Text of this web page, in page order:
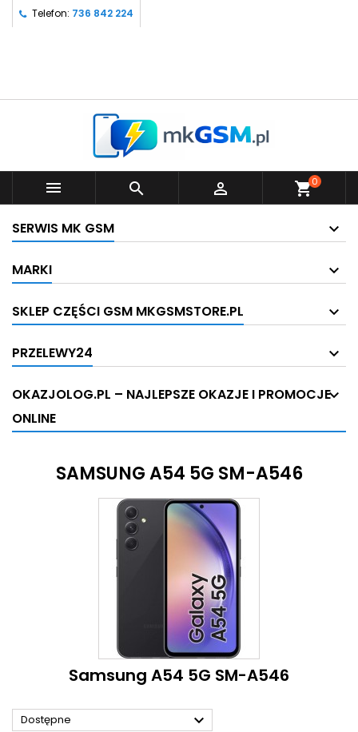
Telefon: 736 842 224
   shopping_cart0
SERWIS MK GSM
MARKI
SKLEP CZĘŚCI GSM MKGSMSTORE.PL
PRZELEWY24
OKAZJOLOG.PL – NAJLEPSZE OKAZJE I PROMOCJE
ONLINE
SAMSUNG A54 5G SM-A546
Samsung A54 5G SM-A546
Dostępne 